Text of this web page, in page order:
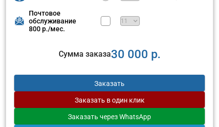
Почтовое
обслуживание
800 р./мес.
Сумма заказа30 000 р.
Заказать
Заказать в один клик
Заказать через WhatsApp